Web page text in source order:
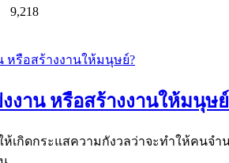
9,218
งาน หรือสร้างงานให้มนุษ
เกิดกระแสความกังวลว่าจะทำให้คนจำ